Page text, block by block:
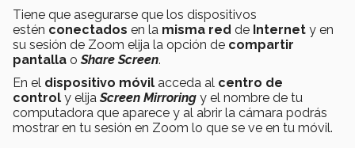
Tiene que asegurarse que los dispositivos
estén conectados en la misma red de Internet y en
su sesión de Zoom elija la opción de compartir
pantalla oShare Screen.
En el dispositivo móvil acceda al centro de
control y elijaScreen Mirroring y el nombre de tu
computadora que aparece y al abrir la cámara podrás
mostrar en tu sesión en Zoom lo que se ve en tu móvil.